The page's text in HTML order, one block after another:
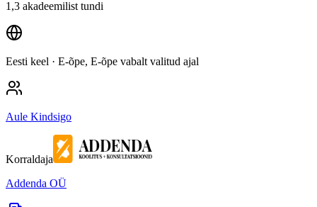
1,3 akadeemilist tundi
Eesti keel · E-õpe, E-õpe vabalt valitud ajal
Aule Kindsigo
Korraldaja
Addenda OÜ